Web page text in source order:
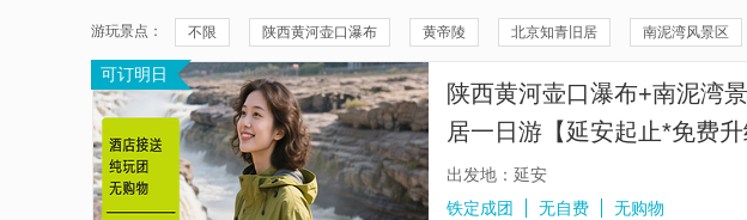
有
6
模
块,
按
下
Tab
键
游玩景点： 不限 陕西黄河壶口瀑布 黄帝陵 北京知青旧居 南泥湾风景区
枣园革命旧址 杨家岭革命旧址
回民街 华山 黄土高坡观景台 钟鼓楼广场 茂陵博物馆 大
宝塔山 西安城墙 陕西波浪谷景区
《长恨歌》演出 历史舞台剧《延安保育院》 《12.12》西安事变演出
可订明日
陕西黄河壶口瀑布+南泥湾
居一日游【延安起止*免费
*市区接送】
出发地：延安
铁定成团
无自费 无购物